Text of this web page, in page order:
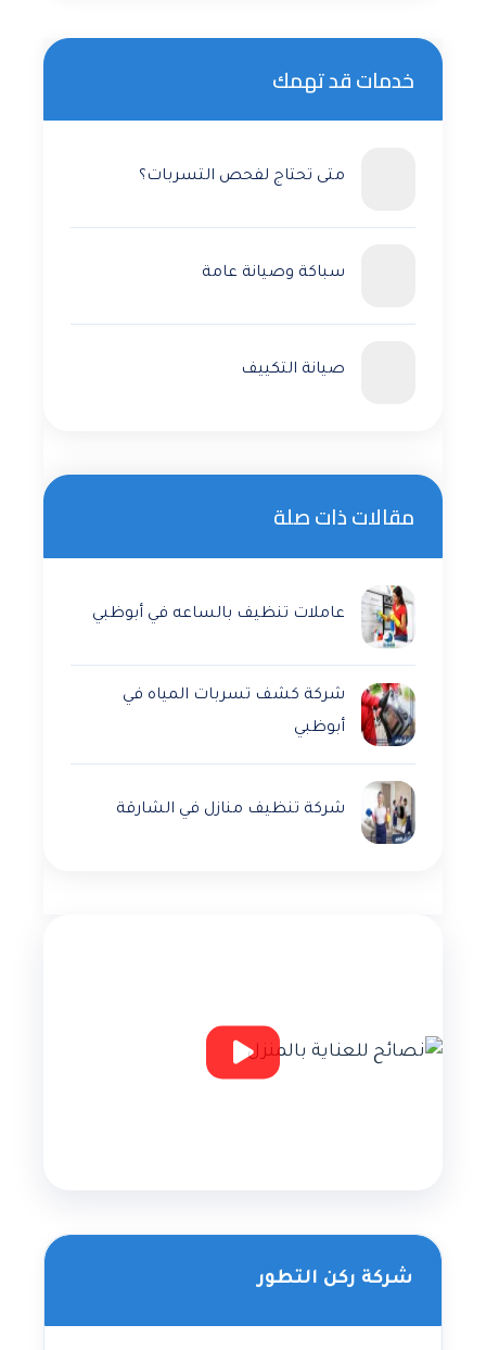
خدمات قد تهمك
متى تحتاج لفحص التسربات؟
سباكة وصيانة عامة
صيانة التكييف
مقالات ذات صلة
عاملات تنظيف بالساعه في أبوظبي
شركة كشف تسربات المياه في
أبوظبي
شركة تنظيف منازل في الشارقة
شركة ركن التطور